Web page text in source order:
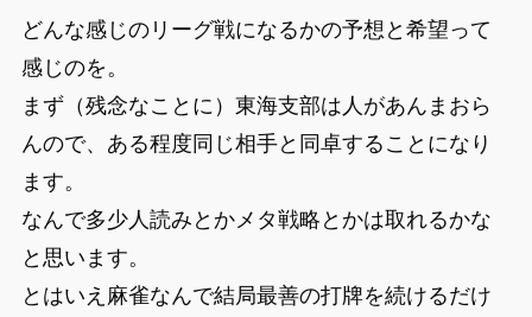
どんな感じのリーグ戦になるかの予想と希望って
感じのを。
まず（残念なことに）東海支部は人があんまおら
んので、ある程度同じ相手と同卓することになり
ます。
なんで多少人読みとかメタ戦略とかは取れるかな
と思います。
とはいえ麻雀なんで結局最善の打牌を続けるだけ